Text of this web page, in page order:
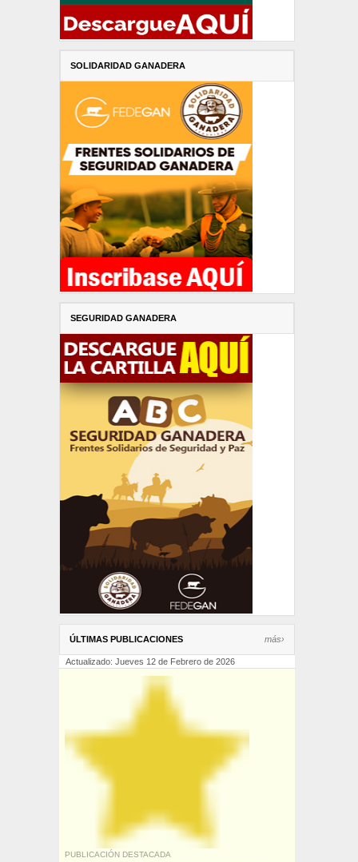
SOLIDARIDAD GANADERA
SEGURIDAD GANADERA
ÚLTIMAS PUBLICACIONES más›
Actualizado: Jueves 12 de Febrero de 2026
PUBLICACIÓN DESTACADA